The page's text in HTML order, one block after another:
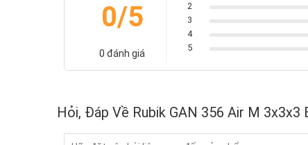
0/5
0 đánh giá
2
3
4
5
Hỏi, Đáp Về Rubik GAN 356 Air M